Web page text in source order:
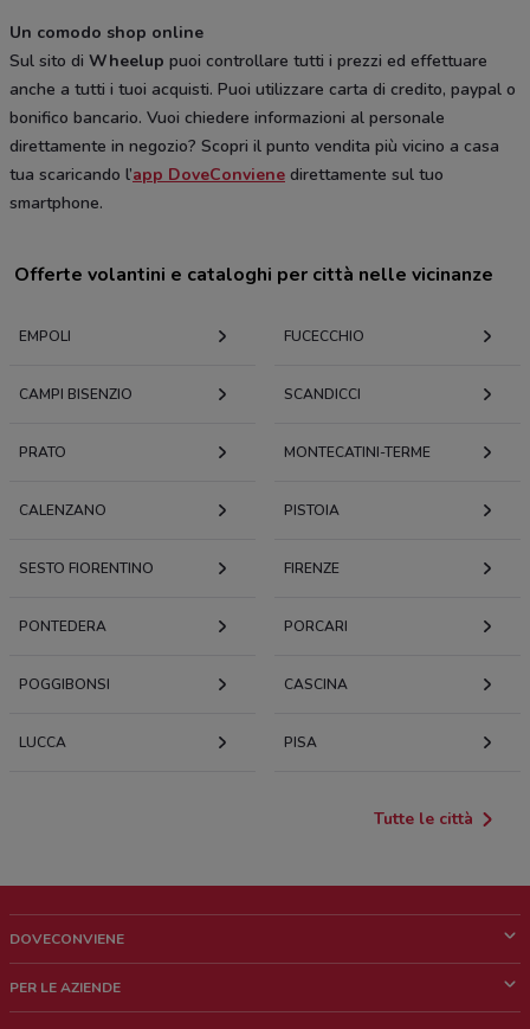
Un comodo shop online
Sul sito di Wheelup puoi controllare tutti i prezzi ed effettuare
anche a tutti i tuoi acquisti. Puoi utilizzare carta di credito, paypal o
bonifico bancario. Vuoi chiedere informazioni al personale
direttamente in negozio? Scopri il punto vendita più vicino a casa
tua scaricando l’app DoveConviene direttamente sul tuo
smartphone.
Offerte volantini e cataloghi per città nelle vicinanze
EMPOLI FUCECCHIO
CAMPI BISENZIO SCANDICCI
PRATO MONTECATINI-TERME
CALENZANO PISTOIA
SESTO FIORENTINO FIRENZE
PONTEDERA PORCARI
POGGIBONSI CASCINA
LUCCA PISA
Tutte le città
DOVECONVIENE
Chi siamo
PER LE AZIENDE